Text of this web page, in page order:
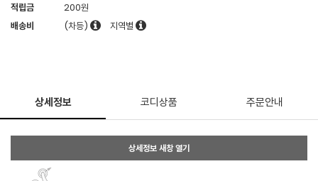
적립금
200원
배송비
(차등) 지역별
상세정보 코디상품 주문안내
상세정보 새창 열기